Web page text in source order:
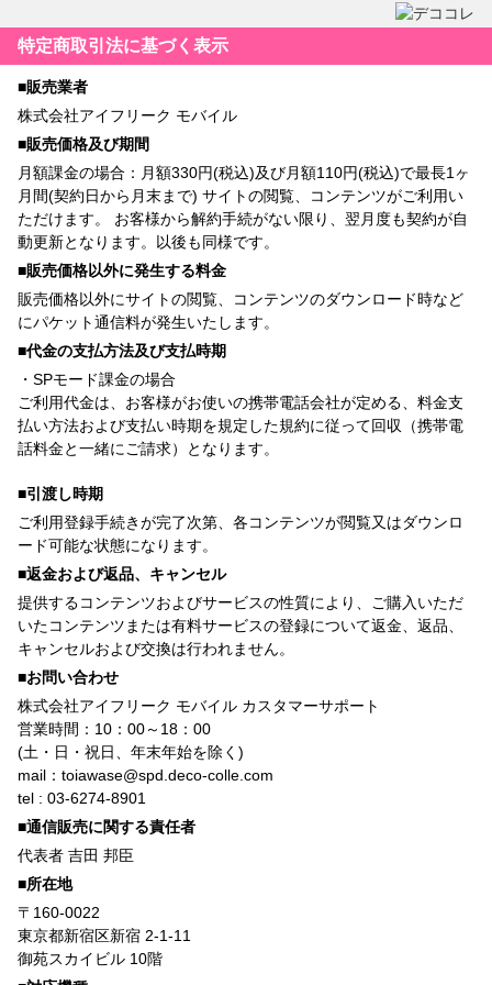
特定商取引法に基づく表示
■販売業者
株式会社アイフリーク モバイル
■販売価格及び期間
月額課金の場合：月額330円(税込)及び月額110円(税込)で最長1ヶ
月間(契約日から月末まで) サイトの閲覧、コンテンツがご利用い
ただけます。 お客様から解約手続がない限り、翌月度も契約が自
動更新となります。以後も同様です。
■販売価格以外に発生する料金
販売価格以外にサイトの閲覧、コンテンツのダウンロード時など
にパケット通信料が発生いたします。
■代金の支払方法及び支払時期
・SPモード課金の場合
ご利用代金は、お客様がお使いの携帯電話会社が定める、料金支
払い方法および支払い時期を規定した規約に従って回収（携帯電
話料金と一緒にご請求）となります。
■引渡し時期
ご利用登録手続きが完了次第、各コンテンツが閲覧又はダウンロ
ード可能な状態になります。
■返金および返品、キャンセル
提供するコンテンツおよびサービスの性質により、ご購入いただ
いたコンテンツまたは有料サービスの登録について返金、返品、
キャンセルおよび交換は行われません。
■お問い合わせ
株式会社アイフリーク モバイル カスタマーサポート
営業時間：10：00～18：00
(土・日・祝日、年末年始を除く)
mail：toiawase@spd.deco-colle.com
tel : 03-6274-8901
■通信販売に関する責任者
代表者 吉田 邦臣
■所在地
〒160-0022
東京都新宿区新宿 2-1-11
御苑スカイビル 10階